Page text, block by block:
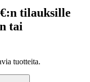
tilauksille
tai
tuotteita.